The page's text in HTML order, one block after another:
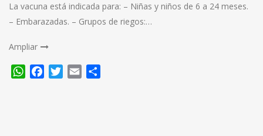
La vacuna está indicada para: – Niñas y niños de 6 a 24 meses.
– Embarazadas. – Grupos de riegos:…
Ampliar
WhatsApp
FacebookTwitter
Email